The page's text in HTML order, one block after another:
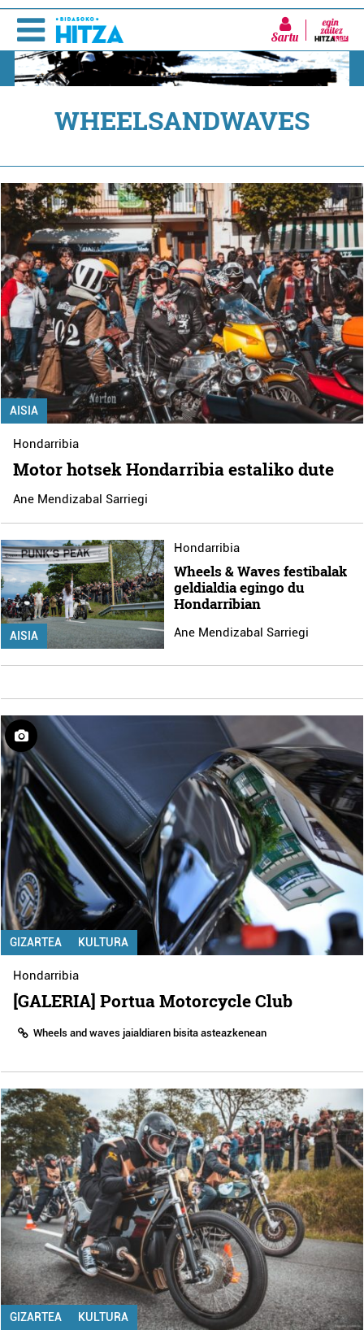
Sartu
WHEELSANDWAVES
AISIA
Hondarribia
Motor hotsek Hondarribia estaliko dute
Ane Mendizabal Sarriegi
AISIA
Hondarribia
Wheels & Waves festibalak
geldialdia egingo du
Hondarribian
Ane Mendizabal Sarriegi
GIZARTEA KULTURA
Hondarribia
[GALERIA] Portua Motorcycle Club
Wheels and waves jaialdiaren bisita asteazkenean
GIZARTEA KULTURA